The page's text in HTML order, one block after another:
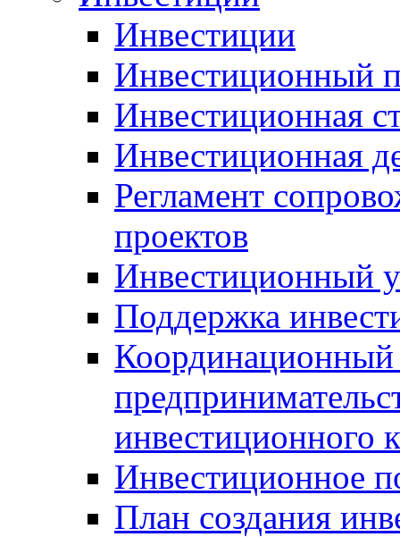
Инвестиции
Инвестиционный
Инвестиционная
Инвестиционная
Регламент
проектов
Инвестиционный
Поддержка
Координационный
инвестиционного
Инвестиционное
План создания